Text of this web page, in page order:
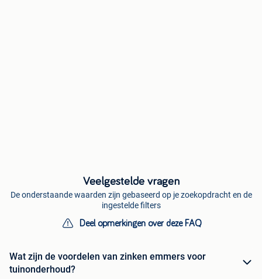
Veelgestelde vragen
De onderstaande waarden zijn gebaseerd op je zoekopdracht en de
ingestelde filters
Deel opmerkingen over deze FAQ
Wat zijn de voordelen van zinken emmers voor
tuinonderhoud?